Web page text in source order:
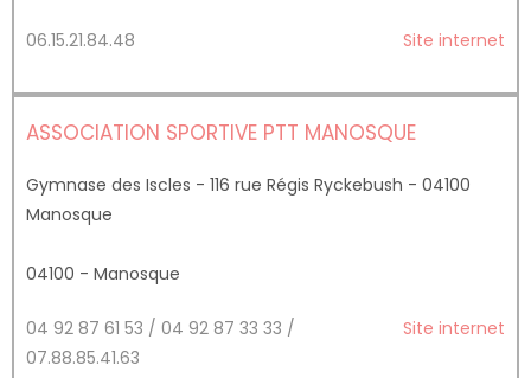
Site internet
06.15.21.84.48
ASSOCIATION SPORTIVE PTT MANOSQUE
Gymnase des Iscles - 116 rue Régis Ryckebush - 04100
Manosque
04100 - Manosque
Site internet
04 92 87 61 53 / 04 92 87 33 33 /
07.88.85.41.63